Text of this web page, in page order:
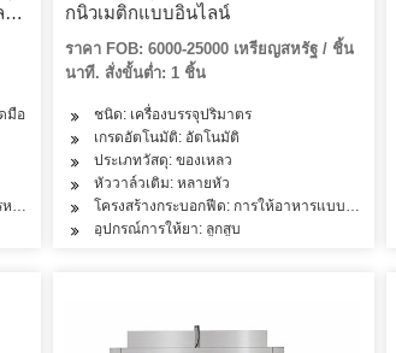
มือ
ลายห้อง
กนิวเมติกแบบอินไลน์
ราคา FOB: 6000-25000 เหรียญสหรัฐ / ชิ้น
นาที. สั่งขั้นต่ำ: 1 ชิ้น
ชนิด: เครื่องบรรจุปริมาตร
เกรดอัตโนมัติ: อัตโนมัติ
ประเภทวัสดุ: ของเหลว
หัววาล์วเติม: หลายหัว
โครงสร้างกระบอกฟีด: การให้อาหารแบบห้องเดียว
อุปกรณ์การให้ยา: ลูกสูบ